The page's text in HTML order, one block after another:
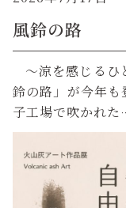
風鈴の路
～涼を感じるひ
鈴の路」が今年
子工場で吹かれた